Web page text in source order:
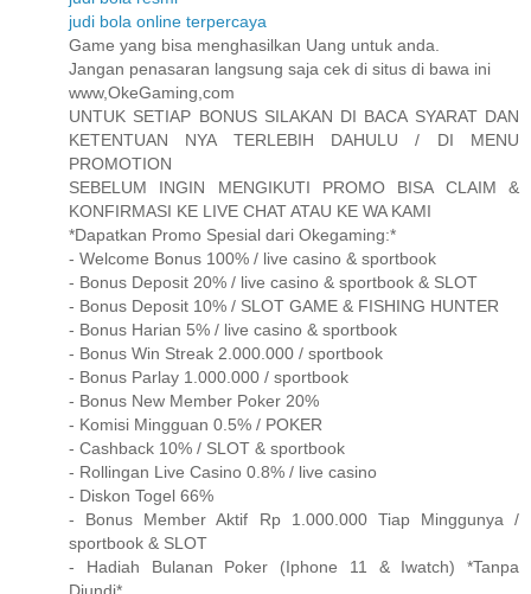
judi bola online terpercaya
Game yang bisa menghasilkan Uang untuk anda.
Jangan penasaran langsung saja cek di situs di bawa ini
www,OkeGaming,com
UNTUK SETIAP BONUS SILAKAN DI BACA SYARAT DAN
KETENTUAN NYA TERLEBIH DAHULU / DI MENU
PROMOTION
SEBELUM INGIN MENGIKUTI PROMO BISA CLAIM &
KONFIRMASI KE LIVE CHAT ATAU KE WA KAMI
*Dapatkan Promo Spesial dari Okegaming:*
- Welcome Bonus 100% / live casino & sportbook
- Bonus Deposit 20% / live casino & sportbook & SLOT
- Bonus Deposit 10% / SLOT GAME & FISHING HUNTER
- Bonus Harian 5% / live casino & sportbook
- Bonus Win Streak 2.000.000 / sportbook
- Bonus Parlay 1.000.000 / sportbook
- Bonus New Member Poker 20%
- Komisi Mingguan 0.5% / POKER
- Cashback 10% / SLOT & sportbook
- Rollingan Live Casino 0.8% / live casino
- Diskon Togel 66%
- Bonus Member Aktif Rp 1.000.000 Tiap Minggunya /
sportbook & SLOT
- Hadiah Bulanan Poker (Iphone 11 & Iwatch) *Tanpa